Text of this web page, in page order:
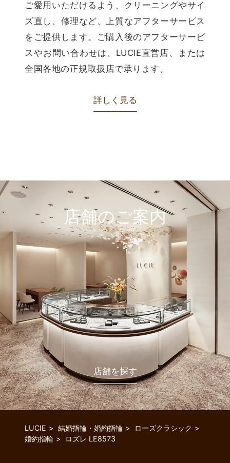
ご愛用いただけるよう、クリーニングやサイ
ズ直し、修理など、上質なアフターサービス
をご提供します。ご購入後のアフターサービ
スやお問い合わせは、LUCIE直営店、または
全国各地の正規取扱店で承ります。
詳しく見る
店舗のご案内
店舗を探す
LUCIE 結婚指輪・婚約指輪
ローズクラシック
婚約指輪
ロズレ LE8573